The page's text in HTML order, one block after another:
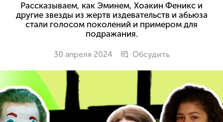
Рассказываем, как Эминем, Хоакин Феникс и
другие звезды из жертв издевательств и абьюза
стали голосом поколений и примером для
подражания.
30 апреля 2024 Обсудить